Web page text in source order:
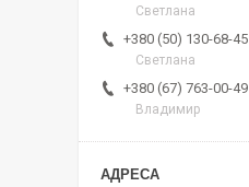
Светлана
+380 (50) 130-68-45
Светлана
+380 (67) 763-00-49
Владимир